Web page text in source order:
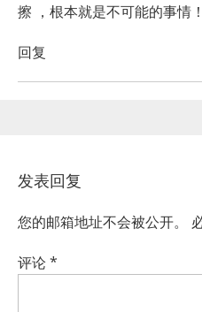
擦 ，根本就是不可能的事
回复
发表回复
您的邮箱地址不会被公开。
评论*